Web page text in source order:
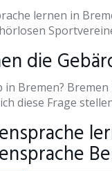
lernen in
die
in Bremen?
diese Frage